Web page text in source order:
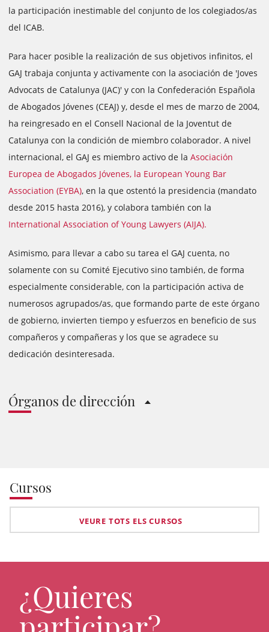
la participación inestimable del conjunto de los colegiados/as
del ICAB.
Para hacer posible la realización de sus objetivos infinitos, el
GAJ trabaja conjunta y activamente con la asociación de 'Joves
Advocats de Catalunya (JAC)' y con la Confederación Española
de Abogados Jóvenes (CEAJ) y, desde el mes de marzo de 2004,
ha reingresado en el Consell Nacional de la Joventut de
Catalunya con la condición de miembro colaborador. A nivel
internacional, el GAJ es miembro activo de la Asociación
Europea de Abogados Jóvenes, la European Young Bar
Association (EYBA), en la que ostentó la presidencia (mandato
desde 2015 hasta 2016), y colabora también con la
International Association of Young Lawyers (AIJA).
Asimismo, para llevar a cabo su tarea el GAJ cuenta, no
solamente con su Comité Ejecutivo sino también, de forma
especialmente considerable, con la participación activa de
numerosos agrupados/as, que formando parte de este órgano
de gobierno, invierten tiempo y esfuerzos en beneficio de sus
compañeros y compañeras y los que se agradece su
dedicación desinteresada.
Órganos de dirección
Cursos
VEURE TOTS ELS CURSOS
¿Quieres